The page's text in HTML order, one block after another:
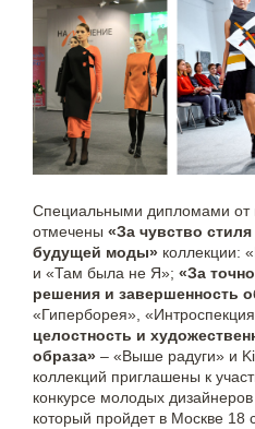
Специальными дипломами от
отмечены «За чувство
будущей моды» коллекции:
и «Там была не Я»; «За
решения и завершенность
«Гиперборея»,
целостность и
образа» – «Выше радуги» и
коллекций приглашены к
конкурсе молодых
который пройдет в Москве 18